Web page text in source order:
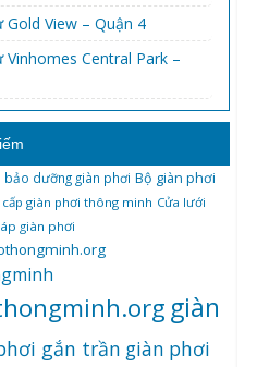
Gold View – Quận 4
Vinhomes Central Park –
bảo dưỡng giàn phơi Bộ giàn phơi
cấp giàn phơi thông minh Cửa lưới
giàn phơi
giàn
gắn trần giàn phơi